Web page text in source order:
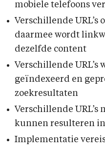
mobiele telefoons
Verschillende
daarmee wordt
dezelfde content
Verschillende URL’s
geïndexeerd en
zoekresultaten
Verschillende
kunnen resulteren
Implementatie